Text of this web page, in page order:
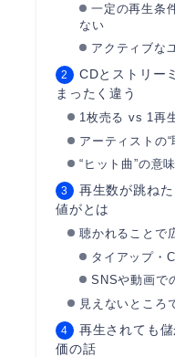
一定の再生条
ない
アクティブな
CDとストリー
まったく違う
1枚売る vs 1再
アーティストの
“ヒット曲”の意
再生数が跳ね
値がとは
聴かれることで
タイアップ・
SNSや動画で
見えないところ
再生されても
価の話